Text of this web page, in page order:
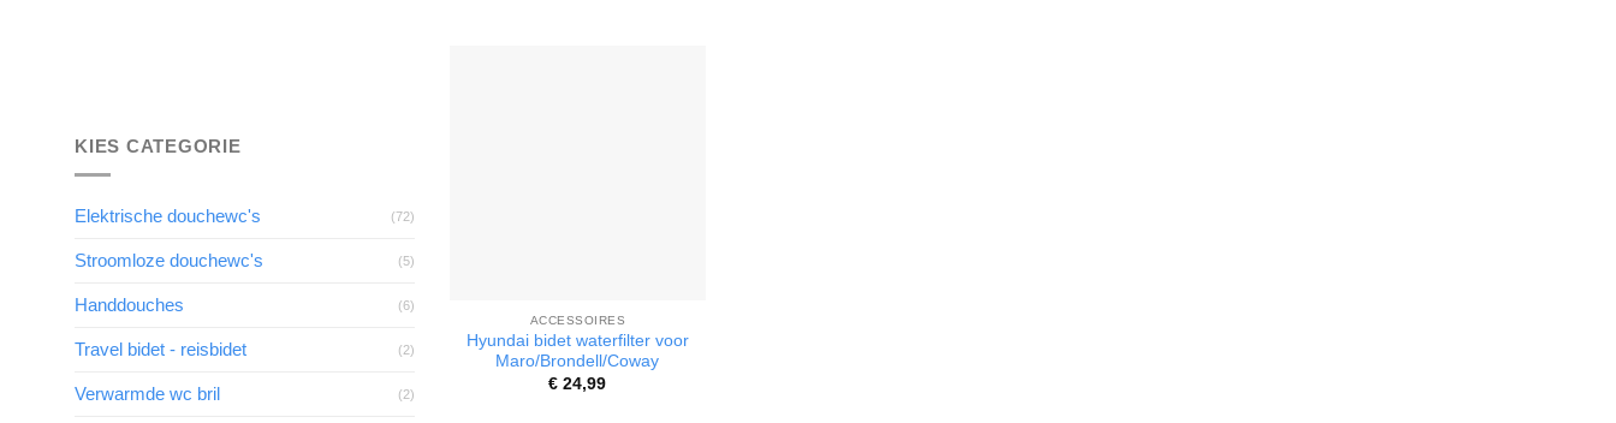
KIES CATEGORIE
Elektrische douchewc's (72)
Stroomloze douchewc's (5)
Handdouches (6)
Travel bidet - reisbidet (2)
Verwarmde wc bril (2)
ACCESSOIRES
Hyundai bidet waterfilter voor
Maro/Brondell/Coway
€ 24,99